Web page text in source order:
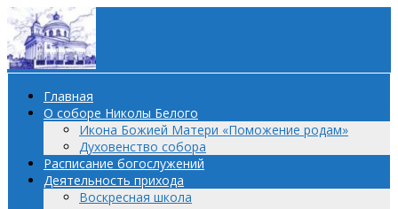
Главная
О соборе Николы Белого
Икона Божией Матери «Поможение родам»
Духовенство собора
Расписание богослужений
Деятельность прихода
Воскресная школа